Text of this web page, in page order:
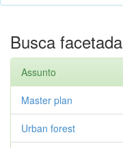
Busca facetada
Assunto
Master plan
Urban forest